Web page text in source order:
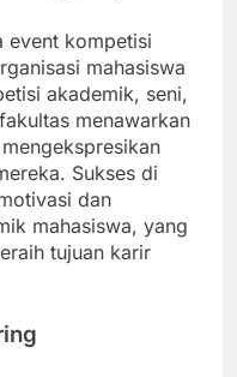
event kompetisi
mahasiswa
akademik, seni,
menawarkan
Sukses di
dan
mahasiswa, yang
tujuan karir